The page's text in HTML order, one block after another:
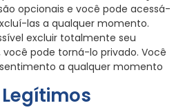
opcionais e você pode acessá-
las a qualquer momento.
excluir totalmente seu
pode torná-lo privado. Você
a qualquer momento